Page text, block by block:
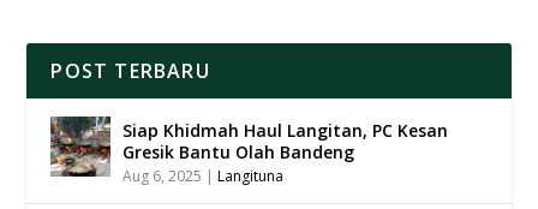
POST TERBARU
Siap Khidmah Haul Langitan, PC Kesan
Gresik Bantu Olah Bandeng
Aug 6, 2025 |Langituna